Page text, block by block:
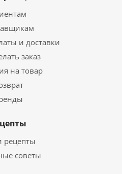
и доставки
заказ
на товар
рецепты
советы